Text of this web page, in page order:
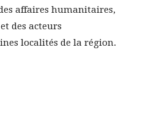
affaires humanitaires,
des acteurs
localités de la région.